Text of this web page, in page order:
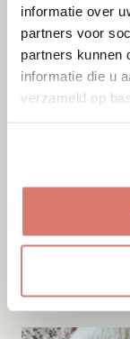
informatie over
partners voor
partners kunnen
informatie die u
verzameld op
Tjibbe